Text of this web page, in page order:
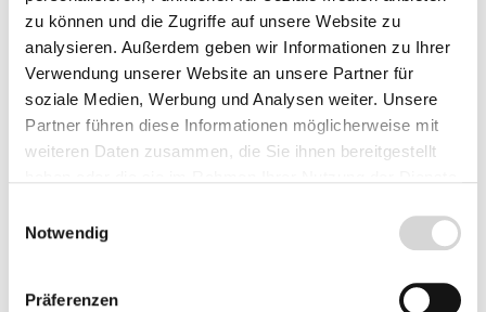
zu können und die Zugriffe auf unsere Website zu
analysieren. Außerdem geben wir Informationen zu Ihrer
Verwendung unserer Website an unsere Partner für
soziale Medien, Werbung und Analysen weiter. Unsere
Partner führen diese Informationen möglicherweise mit
weiteren Daten zusammen, die Sie ihnen bereitgestellt
Notwendig
Präferenzen
Lieferzeit: 4 - 8 Werktage
Herkunft
Produkt Anzahl: Gib den gewünschten
Fragen zum Artikel